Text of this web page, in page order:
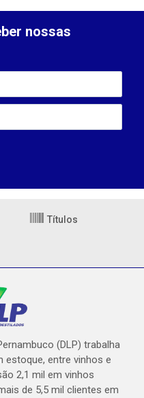
nossas
Títulos
(DLP) trabalha
estoque, entre vinhos e
2,1 mil em vinhos
de 5,5 mil clientes em